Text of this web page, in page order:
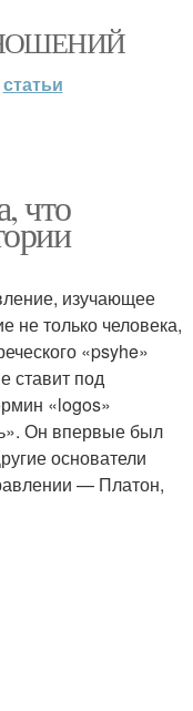
статьи
что
изучающее
не только человека,
«psyhe»
ставит под
«logos»
Он впервые был
основатели
— Платон,